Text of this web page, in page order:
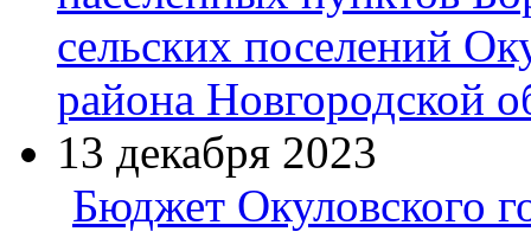
сельских поселений
района Новгородской
13 декабря 2023
Бюджет Окуловского